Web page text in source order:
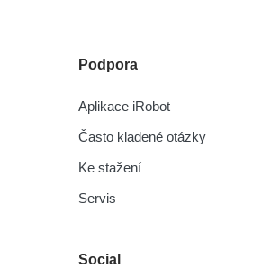
Podpora
Aplikace iRobot
Často kladené otázky
Ke stažení
Servis
Social